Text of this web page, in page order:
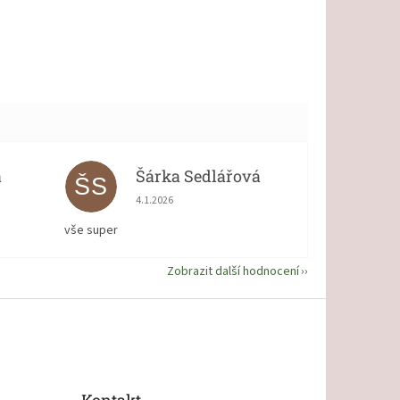
5 z 5 hvězdiček.ŠS Šárka Sedlářová
Hodnocení obchodu je 5 z 5 hvězdiček.
4.1.2026
vše super
Zobrazit další hodnocení